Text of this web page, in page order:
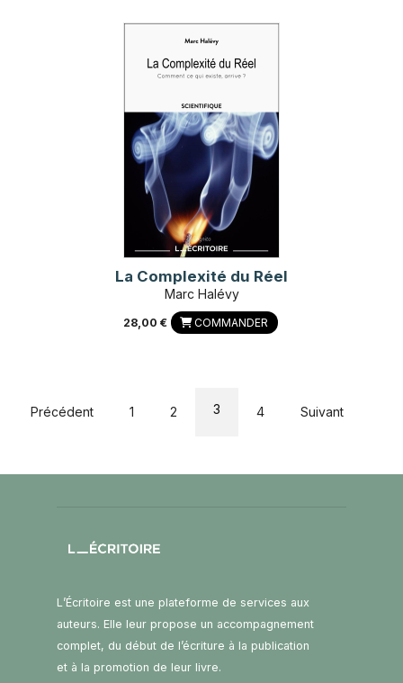
La Complexité du Réel
Marc Halévy
28,00 € COMMANDER
Précédent 1 2 3 4 Suivant
L’Écritoire est une plateforme de services aux
auteurs. Elle leur propose un accompagnement
complet, du début de l’écriture à la publication
et à la promotion de leur livre.